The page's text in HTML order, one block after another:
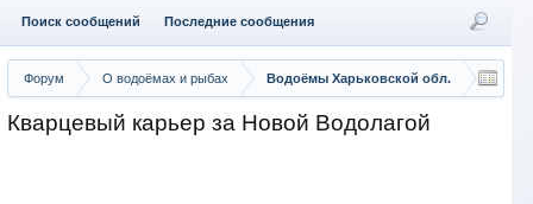
Форум О водоёмах и рыбах Водоёмы Харьковской обл.
Кварцевый карьер за Новой Водолагой
Поиск сообщений Последние сообщения